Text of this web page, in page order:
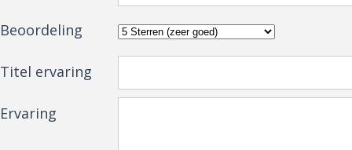
Beoordeling
Titel ervaring
Ervaring